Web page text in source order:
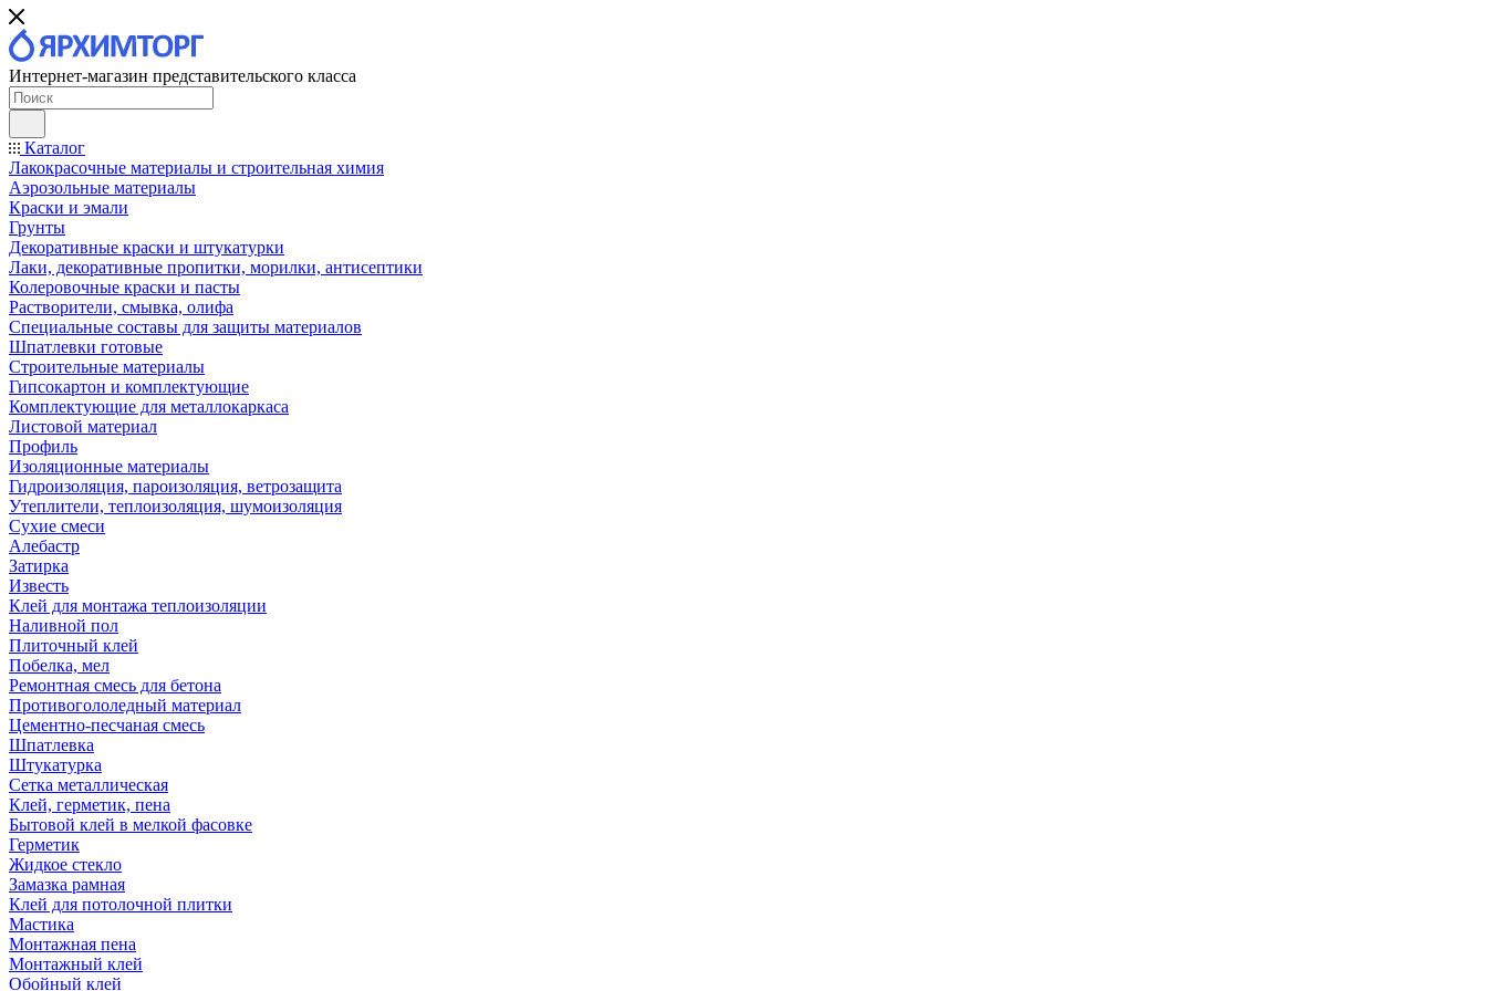
Интернет-магазин представительского класса
Каталог
Лакокрасочные материалы и строительная химия
Аэрозольные материалы
Краски и эмали
Грунты
Декоративные краски и штукатурки
Лаки, декоративные пропитки, морилки, антисептики
Колеровочные краски и пасты
Растворители, смывка, олифа
Специальные составы для защиты материалов
Шпатлевки готовые
Строительные материалы
Гипсокартон и комплектующие
Комплектующие для металлокаркаса
Листовой материал
Профиль
Изоляционные материалы
Гидроизоляция, пароизоляция, ветрозащита
Утеплители, теплоизоляция, шумоизоляция
Сухие смеси
Алебастр
Затирка
Известь
Клей для монтажа теплоизоляции
Наливной пол
Плиточный клей
Побелка, мел
Ремонтная смесь для бетона
Противогололедный материал
Цементно-песчаная смесь
Шпатлевка
Штукатурка
Сетка металлическая
Клей, герметик, пена
Бытовой клей в мелкой фасовке
Герметик
Жидкое стекло
Замазка рамная
Клей для потолочной плитки
Мастика
Монтажная пена
Монтажный клей
Обойный клей